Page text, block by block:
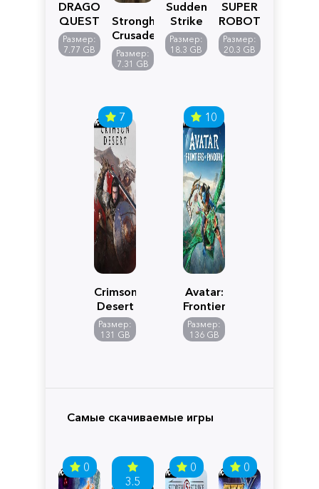
DRAGON
QUEST
VII
Reimagined
Размер:
7.77 GB
Stronghold
Crusader:
Definitive
Edition
Размер:
7.31 GB
Sudden
Strike
5
Размер:
18.3 GB
SUPER
ROBOT
WARS
Y
Размер:
20.3 GB
7
Crimson
Desert
Размер:
131 GB
10
Avatar:
Frontiers
of
Pandora
Размер:
136 GB
Самые скачиваемые игры
0
3.5
0 0